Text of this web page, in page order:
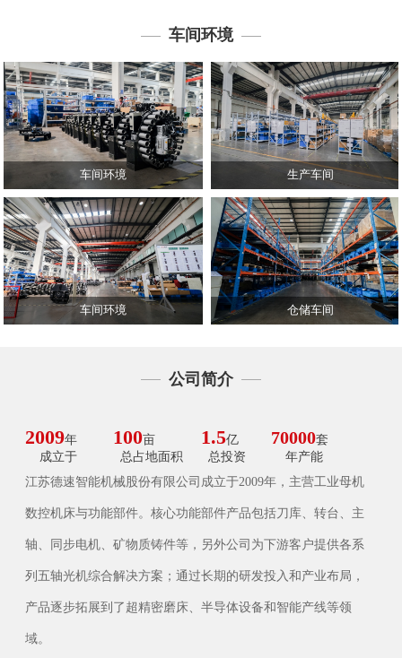
人
力
资
源
联
们
车间环境
车间环境 生产车间
车间环境 仓储车间
公司简介
2009年
成立于
100亩
总占地面积
1.5亿
总投资
70000套
年产能
江苏德速智能机械股份有限公司成立于2009年，主营工业母机
数控机床与功能部件。核心功能部件产品包括刀库、转台、主
轴、同步电机、矿物质铸件等，另外公司为下游客户提供各系
列五轴光机综合解决方案；通过长期的研发投入和产业布局，
产品逐步拓展到了超精密磨床、半导体设备和智能产线等领
域。